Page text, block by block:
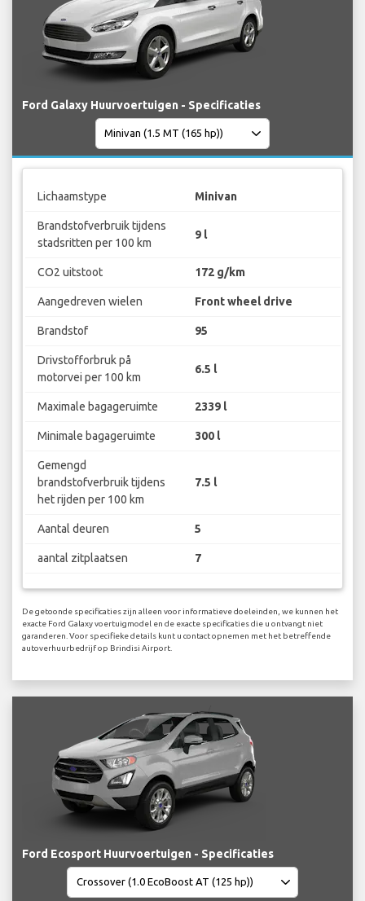
Ford Galaxy Huurvoertuigen - Specificaties
Lichaamstype Minivan
Brandstofverbruik tijdens
stadsritten per 100 km
9 l
CO2 uitstoot 172 g/km
Aangedreven wielen Front wheel drive
Brandstof 95
Drivstofforbruk på
motorvei per 100 km
6.5 l
Maximale bagageruimte 2339 l
Minimale bagageruimte 300 l
Gemengd
brandstofverbruik tijdens
het rijden per 100 km
7.5 l
Aantal deuren 5
aantal zitplaatsen 7
De getoonde specificaties zijn alleen voor informatieve doeleinden, we kunnen het
exacte Ford Galaxy voertuigmodel en de exacte specificaties die u ontvangt niet
garanderen. Voor specifieke details kunt u contact opnemen met het betreffende
autoverhuurbedrijf op Brindisi Airport.
Ford Ecosport Huurvoertuigen - Specificaties